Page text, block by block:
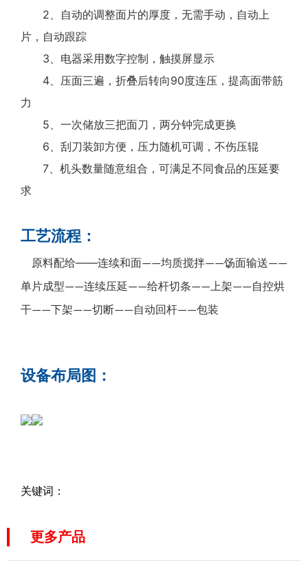
2、自动的调整面片的厚度，无需手动，自动上
片，自动跟踪
3、电器采用数字控制，触摸屏显示
4、压面三遍，折叠后转向90度连压，提高面带筋
力
5、一次储放三把面刀，两分钟完成更换
6、刮刀装卸方便，压力随机可调，不伤压辊
7、机头数量随意组合，可满足不同食品的压延要
求
工艺流程：
原料配给——连续和面——均质搅拌——饧面输送——
单片成型——连续压延——给杆切条—— 上架——自控烘
干——下架——切断——自动回杆——包装
设备布局图：
关键词：
更多产品